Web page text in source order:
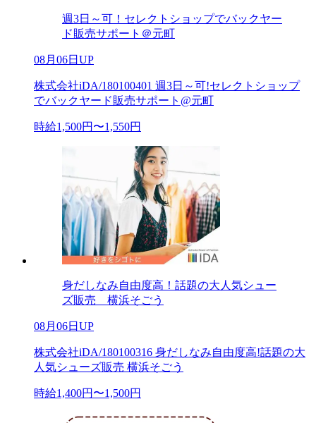
週3日～可！セレクトショップでバックヤー
ド販売サポート＠元町
08月06日UP
株式会社iDA/180100401 週3日～可!セレクトショップ
でバックヤード販売サポート@元町
時給1,500円〜1,550円
身だしなみ自由度高！話題の大人気シュー
ズ販売 横浜そごう
08月06日UP
株式会社iDA/180100316 身だしなみ自由度高!話題の大
人気シューズ販売 横浜そごう
時給1,400円〜1,500円